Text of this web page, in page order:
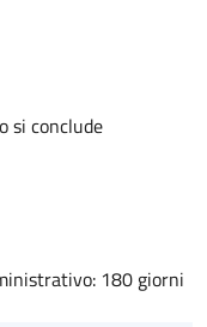
si conclude
180 giorni